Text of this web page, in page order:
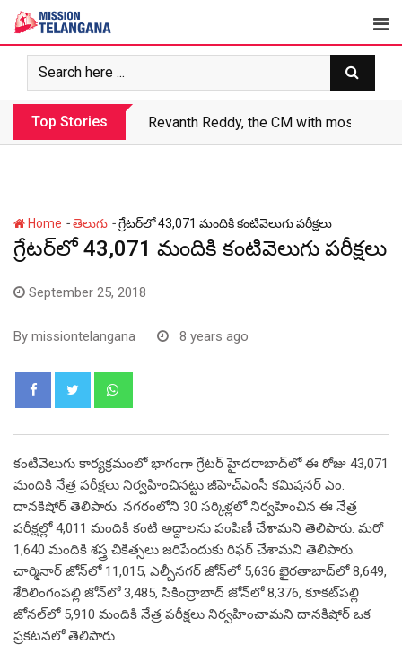
Skip
content
Top Stories Revanth makes Rs. 1.38 lakh crore debt
Home -తెలుగు -గ్రేట‌ర్‌లో 43,071 మందికి కంటివెలుగు ప‌రీక్ష‌లు
గ్రేట‌ర్‌లో 43,071 మందికి కంటివెలుగు ప‌రీక్ష‌లు
September 25, 2018
By missiontelangana 8 years ago
కంటివెలుగు కార్య‌క్ర‌మంలో భాగంగా గ్రేట‌ర్ హైద‌రాబాద్‌లో ఈ రోజు 43,071
మందికి నేత్ర ప‌రీక్ష‌లు నిర్వ‌హించిన‌ట్టు జీహెచ్ఎంసీ క‌మిష‌న‌ర్ ఎం.
దాన‌కిషోర్‌ తెలిపారు. న‌గ‌రంలోని 30 స‌ర్కిళ్ల‌లో నిర్వ‌హించిన ఈ నేత్ర
ప‌రీక్ష‌ల్లో 4,011 మందికి కంటి అద్దాలను పంపిణీ చేశామ‌ని తెలిపారు. మ‌రో
1,640 మందికి శ‌స్త్ర చికిత్స‌లు జ‌రిపేందుకు రిఫ‌ర్ చేశామ‌ని తెలిపారు.
చార్మినార్ జోన్‌లో 11,015, ఎల్బీన‌గ‌ర్ జోన్‌లో 5,636 ఖైర‌తాబాద్‌లో 8,649,
శేరిలింగంప‌ల్లి జోన్‌లో 3,485, సికింద్రాబాద్ జోన్‌లో 8,376, కూక‌ట్‌ప‌ల్లి
జోన‌ల్‌లో 5,910 మందికి నేత్ర ప‌రీక్ష‌లు నిర్వ‌హించామ‌ని దాన‌కిషోర్ ఒక‌
ప్ర‌క‌ట‌న‌లో తెలిపారు.